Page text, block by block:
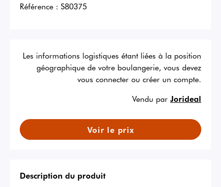
Référence : S80375
Les informations logistiques étant liées à la position
géographique de votre boulangerie, vous devez
vous connecter ou créer un compte.
Vendu par Jorideal
Voir le prix
Description du produit